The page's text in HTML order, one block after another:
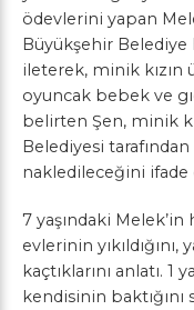
ödevlerini yapan
Büyükşehir Belediye
ileterek, minik kızın
oyuncak bebek ve
belirten Şen, minik
Belediyesi
nakledileceğini ifade
7 yaşındaki
evlerinin yıkıldığını,
kaçtıklarını anlatı. 1
kendisinin baktığını